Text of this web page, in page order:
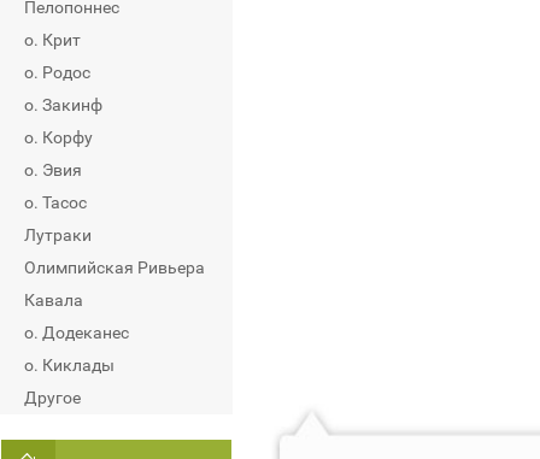
Пелопоннес
о. Крит
о. Родос
о. Закинф
о. Корфу
о. Эвия
о. Тасос
Лутраки
Олимпийская Ривьера
Кавала
о. Додеканес
о. Киклады
Другое